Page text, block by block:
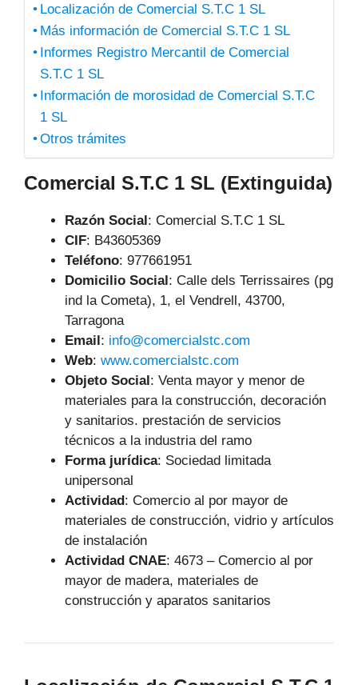
Localización de Comercial S.T.C 1 SL
Más información de Comercial S.T.C 1 SL
Informes Registro Mercantil de Comercial
S.T.C 1 SL
Información de morosidad de Comercial S.T.C
1 SL
Otros trámites
Comercial S.T.C 1 SL (Extinguida)
Razón Social: Comercial S.T.C 1 SL
CIF: B43605369
Teléfono: 977661951
Domicilio Social: Calle dels Terrissaires (pg
ind la Cometa), 1, el Vendrell, 43700,
Tarragona
Email: info@comercialstc.com
Web: www.comercialstc.com
Objeto Social: Venta mayor y menor de
materiales para la construcción, decoración
y sanitarios. prestación de servicios
técnicos a la industria del ramo
Forma jurídica: Sociedad limitada
unipersonal
Actividad: Comercio al por mayor de
materiales de construcción, vidrio y artículos
de instalación
Actividad CNAE: 4673 – Comercio al por
mayor de madera, materiales de
construcción y aparatos sanitarios